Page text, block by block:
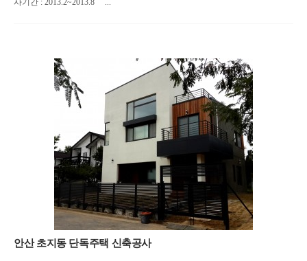
사기간 : 2013.2~2013.8 ...
안산 초지동 단독주택 신축공사